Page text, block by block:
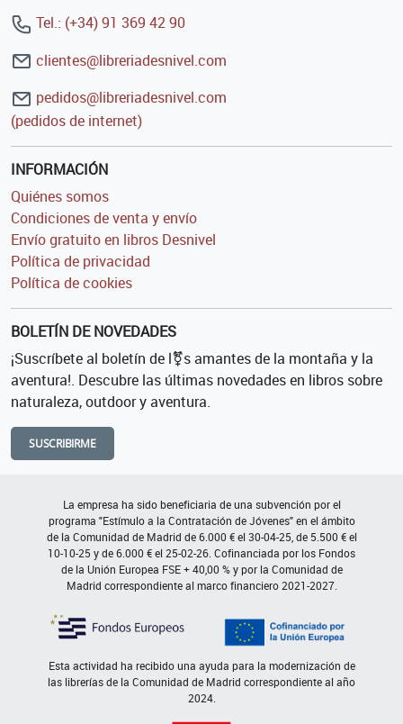
Tel.: (+34) 91 369 42 90
clientes@libreriadesnivel.com
pedidos@libreriadesnivel.com
(pedidos de internet)
INFORMACIÓN
Quiénes somos
Condiciones de venta y envío
Envío gratuito en libros Desnivel
Política de privacidad
Política de cookies
BOLETÍN DE NOVEDADES
¡Suscríbete al boletín de l⚧s amantes de la montaña y la
aventura!. Descubre las últimas novedades en libros sobre
naturaleza, outdoor y aventura.
SUSCRIBIRME
La empresa ha sido beneficiaria de una subvención por el
programa "Estímulo a la Contratación de Jóvenes" en el ámbito
de la Comunidad de Madrid de 6.000 € el 30-04-25, de 5.500 € el
10-10-25 y de 6.000 € el 25-02-26. Cofinanciada por los Fondos
de la Unión Europea FSE + 40,00 % y por la Comunidad de
Madrid correspondiente al marco financiero 2021-2027.
Esta actividad ha recibido una ayuda para la modernización de
las librerías de la Comunidad de Madrid correspondiente al año
2024.